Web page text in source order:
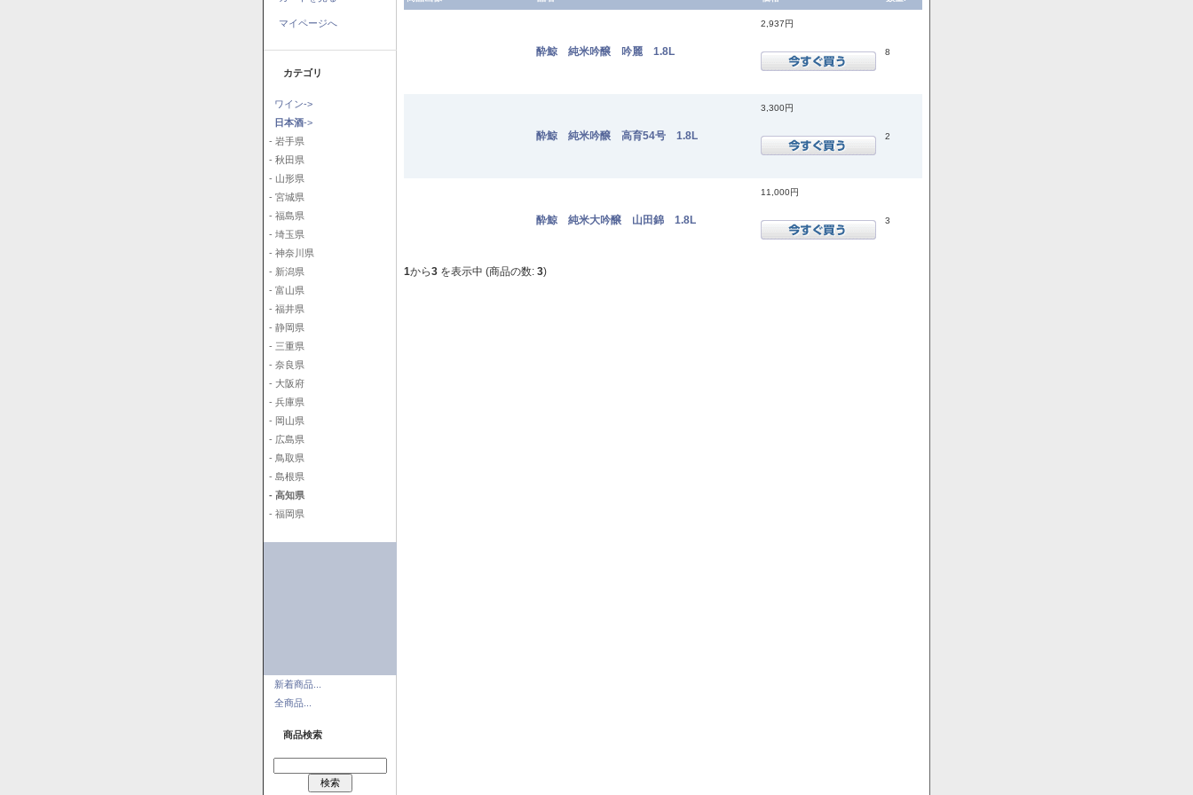
マイページへ
カテゴリ
ワイン->
日本酒->
- 岩手県
- 秋田県
- 山形県
- 宮城県
- 福島県
- 埼玉県
- 神奈川県
- 新潟県
- 富山県
- 福井県
- 静岡県
- 三重県
- 奈良県
- 大阪府
- 兵庫県
- 岡山県
- 広島県
- 鳥取県
- 島根県
- 高知県
- 福岡県
新着商品...
全商品...
商品検索
酔鯨 純米吟醸 吟麗 1.8L
2,937円
8
酔鯨 純米吟醸 高育54号 1.8L
3,300円
2
酔鯨 純米大吟醸 山田錦 1.8L
11,000円
3
1から3 を表示中 (商品の数: 3)